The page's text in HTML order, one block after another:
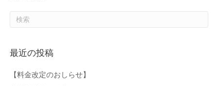
最近の投稿
【料金改定のおしらせ】